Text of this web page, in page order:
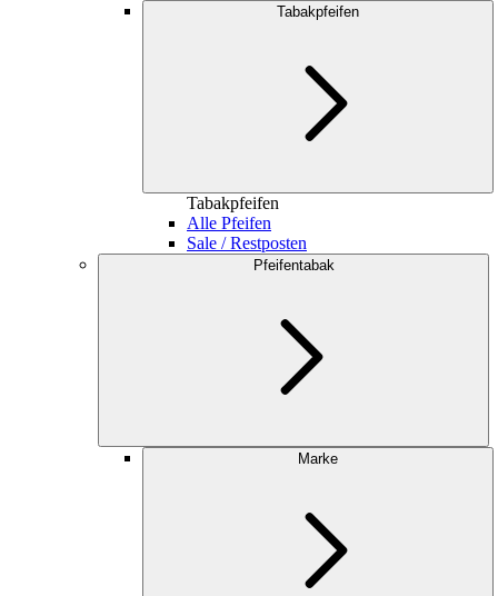
Tabakpfeifen
Tabakpfeifen
Alle Pfeifen
Sale / Restposten
Pfeifentabak
Marke